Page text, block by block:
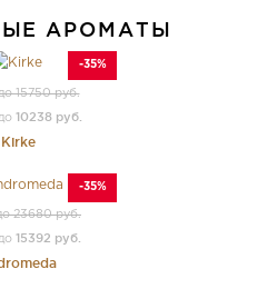
АРОМАТЫ
-35%
15750 руб.
до 10238 руб.
Kirke
-35%
23680 руб.
15392 руб.